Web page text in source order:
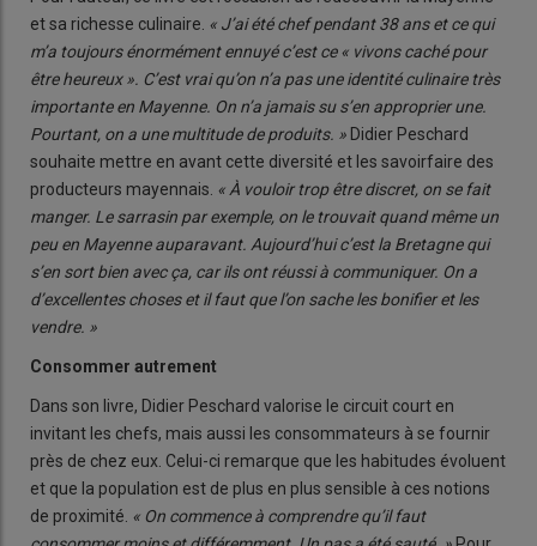
et sa richesse culinaire. « J’ai été chef pendant 38 ans et ce qui
m’a toujours énormément ennuyé c’est ce « vivons caché pour
être heureux ». C’est vrai qu’on n’a pas une identité culinaire très
importante en Mayenne. On n’a jamais su s’en approprier une.
Pourtant, on a une multitude de produits. » Didier Peschard
souhaite mettre en avant cette diversité et les savoirfaire des
producteurs mayennais. « À vouloir trop être discret, on se fait
manger. Le sarrasin par exemple, on le trouvait quand même un
peu en Mayenne auparavant. Aujourd’hui c’est la Bretagne qui
s’en sort bien avec ça, car ils ont réussi à communiquer. On a
d’excellentes choses et il faut que l’on sache les bonifier et les
vendre. »
Consommer autrement
Dans son livre, Didier Peschard valorise le circuit court en
invitant les chefs, mais aussi les consommateurs à se fournir
près de chez eux. Celui-ci remarque que les habitudes évoluent
et que la population est de plus en plus sensible à ces notions
de proximité. « On commence à comprendre qu’il faut